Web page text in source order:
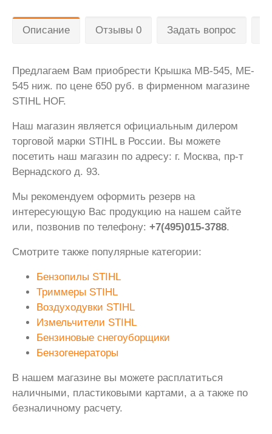
Описание Отзывы 0 Задать вопрос
Предлагаем Вам приобрести Крышка MB-545, ME-
545 ниж. по цене 650 руб. в фирменном магазине
STIHL HOF.
Наш магазин является официальным дилером
торговой марки STIHL в России. Вы можете
посетить наш магазин по адресу: г. Москва, пр-т
Вернадского д. 93.
Мы рекомендуем оформить резерв на
интересующую Вас продукцию на нашем сайте
или, позвонив по телефону: +7(495)015-3788.
Смотрите также популярные категории:
Бензопилы STIHL
Триммеры STIHL
Воздуходувки STIHL
Измельчители STIHL
Бензиновые снегоуборщики
Бензогенераторы
В нашем магазине вы можете расплатиться
наличными, пластиковыми картами, а а также по
безналичному расчету.